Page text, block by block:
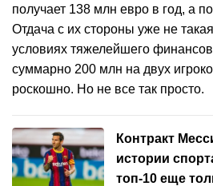
получает 138 млн евро в год, а
Отдача с их стороны уже не
условиях тяжелейшего
суммарно 200 млн на двух
роскошно. Но не все так просто.
Контракт
истории
топ-10 еще